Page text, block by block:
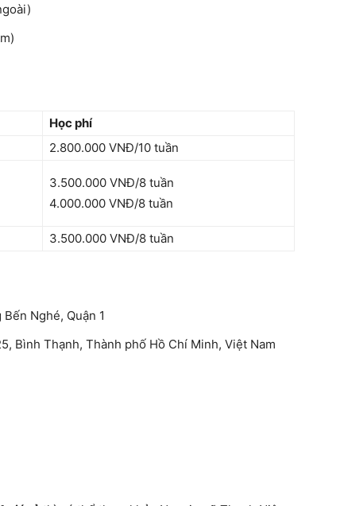
Học phí
2.800.000 VNĐ/10 tuần
3.500.000 VNĐ/8 tuần
4.000.000 VNĐ/8 tuần
3.500.000 VNĐ/8 tuần
Nghé, Quận 1
Bình Thạnh, Thành phố Hồ Chí Minh, Việt Nam